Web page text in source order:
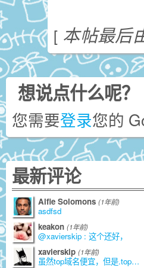
[ 本帖最后
想说点什么呢？
您需要登录您的
最新评论
Alfie Solomons (1年前)
asdfsd
keakon (1年前)
@xavierskip : 这个还好，
xavierskip (1年前)
虽然top域名便宜，但是.top是由江苏